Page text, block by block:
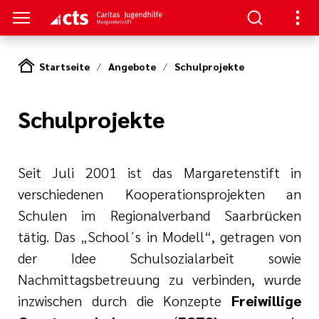
Startseite Angebote Schulprojekte
Schulprojekte
Seit Juli 2001 ist das Margaretenstift in
verschiedenen Kooperationsprojekten an
Schulen im Regionalverband Saarbrücken
tätig. Das „School´s in Modell“, getragen von
der Idee Schulsozialarbeit sowie
Nachmittagsbetreuung zu verbinden, wurde
inzwischen durch die Konzepte Freiwillige